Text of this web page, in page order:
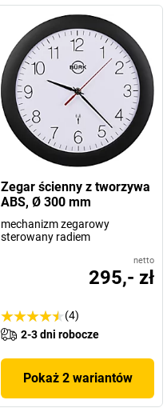
Zegar ścienny z tworzywa
ABS, Ø 300 mm
mechanizm zegarowy
sterowany radiem
netto
295,- zł
(4)
2-3 dni robocze
Pokaż 2 wariantów